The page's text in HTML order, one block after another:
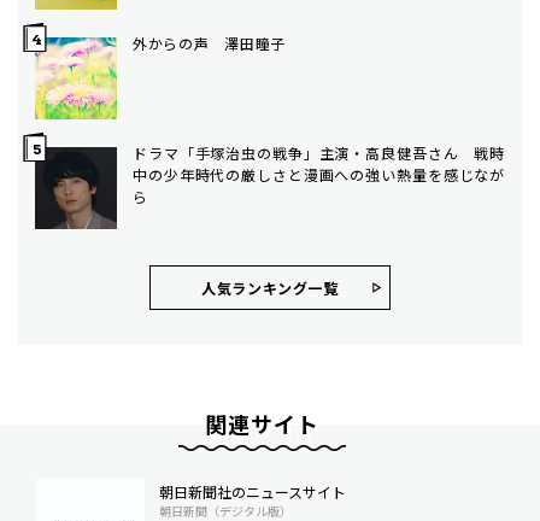
外からの声 澤田瞳子
ドラマ「手塚治虫の戦争」主演・高良健吾さん 戦時
中の少年時代の厳しさと漫画への強い熱量を感じなが
ら
人気ランキング⼀覧
関連サイト
朝日新聞社のニュースサイト
朝日新聞（デジタル版）